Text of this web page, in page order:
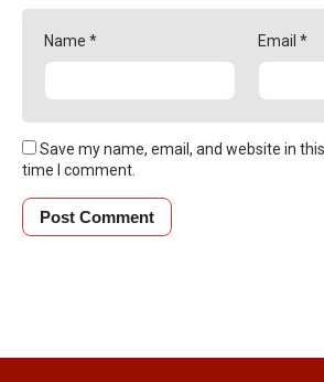
Name * Email *
Save my name, email, and website in
time I comment.